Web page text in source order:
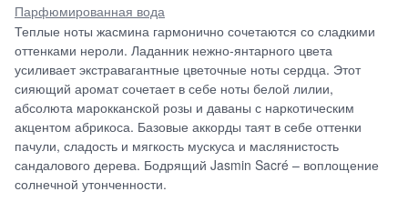
Парфюмированная вода
Теплые ноты жасмина гармонично сочетаются со сладкими
оттенками нероли. Ладанник нежно-янтарного цвета
усиливает экстравагантные цветочные ноты сердца. Этот
сияющий аромат сочетает в себе ноты белой лилии,
абсолюта марокканской розы и даваны с наркотическим
акцентом абрикоса. Базовые аккорды таят в себе оттенки
пачули, сладость и мягкость мускуса и маслянистость
сандалового дерева. Бодрящий Jasmin Sacré – воплощение
солнечной утонченности.